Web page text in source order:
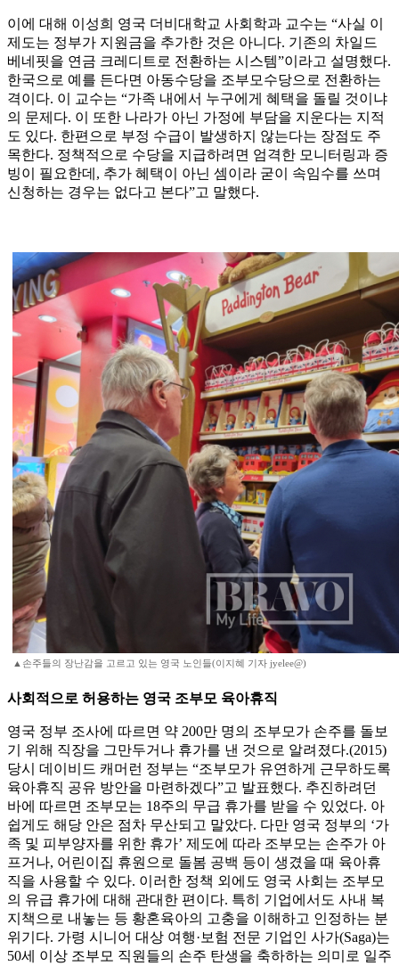
이에 대해 이성희 영국 더비대학교 사회학과 교수는 “사실 이
제도는 정부가 지원금을 추가한 것은 아니다. 기존의 차일드
베네핏을 연금 크레디트로 전환하는 시스템”이라고 설명했다.
한국으로 예를 든다면 아동수당을 조부모수당으로 전환하는
격이다. 이 교수는 “가족 내에서 누구에게 혜택을 돌릴 것이냐
의 문제다. 이 또한 나라가 아닌 가정에 부담을 지운다는 지적
도 있다. 한편으로 부정 수급이 발생하지 않는다는 장점도 주
목한다. 정책적으로 수당을 지급하려면 엄격한 모니터링과 증
빙이 필요한데, 추가 혜택이 아닌 셈이라 굳이 속임수를 쓰며
신청하는 경우는 없다고 본다”고 말했다.
▲손주들의 장난감을 고르고 있는 영국 노인들(이지혜 기자 jyelee@)
사회적으로 허용하는 영국 조부모 육아휴직
영국 정부 조사에 따르면 약 200만 명의 조부모가 손주를 돌보
기 위해 직장을 그만두거나 휴가를 낸 것으로 알려졌다.(2015)
당시 데이비드 캐머런 정부는 “조부모가 유연하게 근무하도록
육아휴직 공유 방안을 마련하겠다”고 발표했다. 추진하려던
바에 따르면 조부모는 18주의 무급 휴가를 받을 수 있었다. 아
쉽게도 해당 안은 점차 무산되고 말았다. 다만 영국 정부의 ‘가
족 및 피부양자를 위한 휴가’ 제도에 따라 조부모는 손주가 아
프거나, 어린이집 휴원으로 돌봄 공백 등이 생겼을 때 육아휴
직을 사용할 수 있다. 이러한 정책 외에도 영국 사회는 조부모
의 유급 휴가에 대해 관대한 편이다. 특히 기업에서도 사내 복
지책으로 내놓는 등 황혼육아의 고충을 이해하고 인정하는 분
위기다. 가령 시니어 대상 여행·보험 전문 기업인 사가(Saga)는
50세 이상 조부모 직원들의 손주 탄생을 축하하는 의미로 일주